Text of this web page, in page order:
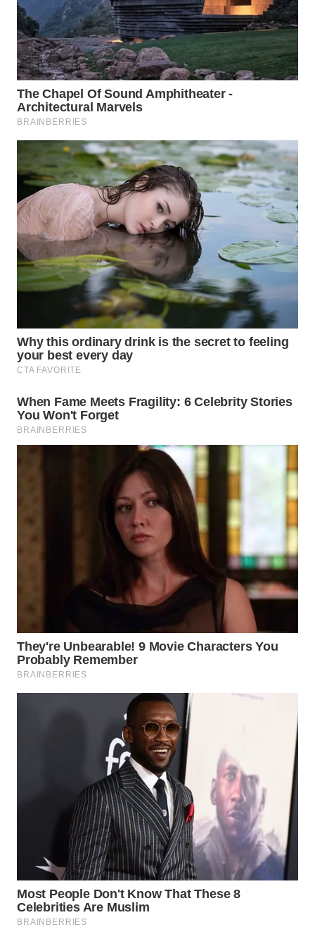
TENGAH
WN DELI
SERDANG
WN
TEBING
TINGGI
WN
PAKPAK
WN
KARAWANG
WN
BEKASI
BOGOR
WN
WN
UTARA
SUMEDANG
WN
CIANJUR
TANGERANG
WN
CIREBON